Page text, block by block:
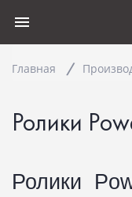
Главная
Ролики
Ролики